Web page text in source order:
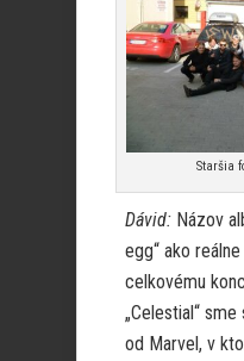
Staršia
Dávid: Názov
egg“ ako
celkovému
„Celestial“
od Marvel, v